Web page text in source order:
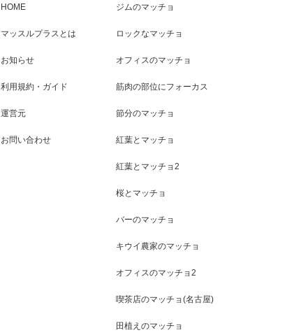
HOME
マッスルプラスとは
お知らせ
利用規約・ガイド
運営元
お問い合わせ
ジムのマッチョ
ロックなマッチョ
オフィスのマッチョ
筋肉の部位にフォーカス
節分のマッチョ
紅葉とマッチョ
紅葉とマッチョ2
桜とマッチョ
バーのマッチョ
キウイ農家のマッチョ
オフィスのマッチョ2
喫茶店のマッチョ(名古屋)
田植えのマッチョ